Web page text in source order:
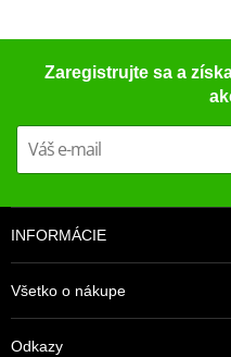
Zaregistrujte sa a
INFORMÁCIE
Všetko o nákupe
Odkazy